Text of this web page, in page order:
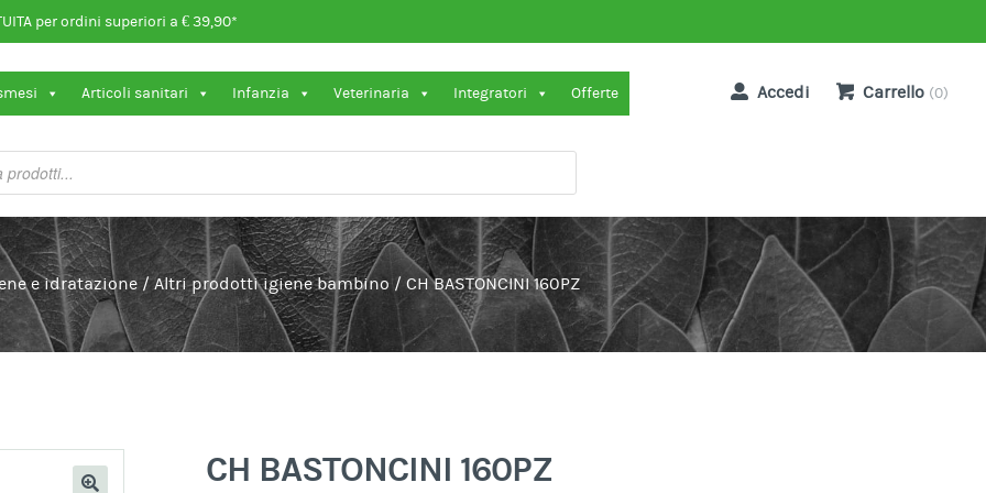
per ordini superiori a € 39,90*
Articoli sanitari Infanzia Veterinaria Integratori Offerte Accedi Carrello (0)
e idratazione /Altri prodotti igiene bambino / CH BASTONCINI 160PZ
CH BASTONCINI 160PZ